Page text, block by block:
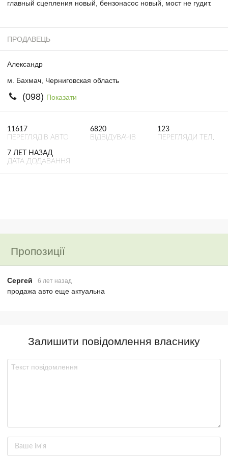
главный сцепления новый, бензонасос новый, мост не гудит.
ПРОДАВЕЦЬ
Александр
м. Бахмач, Черниговская область
(098) Показати
11617
ПЕРЕГЛЯДІВ АВТО
6820
ВІДВІДУВАЧІВ
123
ПЕРЕГЛЯДИ ТЕЛ.
7 ЛЕТ НАЗАД
ДАТА ДОДАВАННЯ
Пропозиції
Сергей 6 лет назад
продажа авто еще актуальна
Залишити повідомлення власнику